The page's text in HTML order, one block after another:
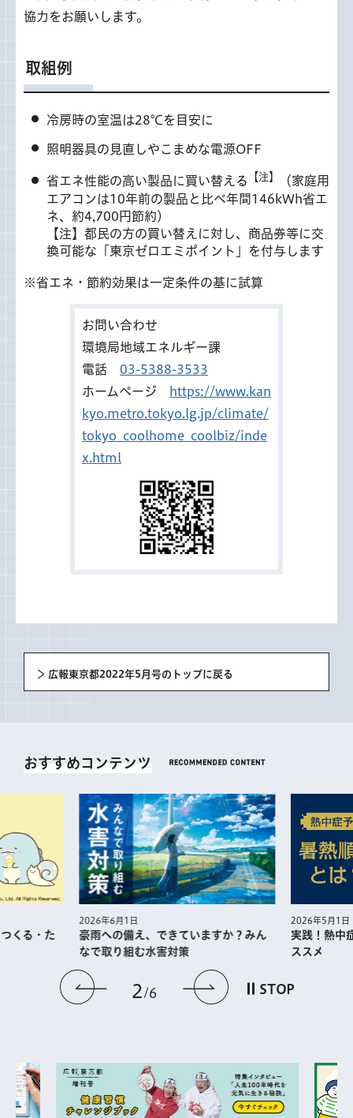
協力をお願いします。
取組例
冷房時の室温は28℃を目安に
照明器具の見直しやこまめな電源OFF
省エネ性能の高い製品に買い替える 【注】
（家庭用
エアコンは10年前の製品と比べ年間146kWh省エ
ネ、約4,700円節約）
【注】都民の方の買い替えに対し、商品券等に交
換可能な「東京ゼロエミポイント」を付与します
※省エネ・節約効果は一定条件の基に試算
お問い合わせ
環境局地域エネルギー課
電話 03-5388-3533
ホームページ
https://www.kan
kyo.metro.tokyo.lg.jp/climate/
tokyo_coolhome_coolbiz/inde
x.html
広報東京都2022年5月号のトップに戻る
おすすめコンテンツ
前のスライドを表示
2 6 次のスライドを
STOP
くる・た
2026年6月1日
豪雨への備え、できていますか？みん
なで取り組む水害対策
2026年5月1日
実践！熱中
ススメ